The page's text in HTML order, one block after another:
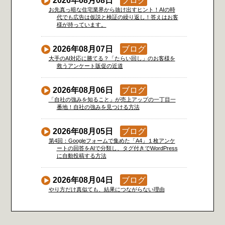
お先真っ暗な住宅業界から抜け出すヒント！AIの時
代でも広告は仮説と検証の繰り返し！答えはお客
様が持っています。
2026年08月07日 ブログ
大手のAI対応に勝てる？「たらい回し」のお客様を
救うアンケート販促の近道
2026年08月06日 ブログ
「自社の強みを知ること」が売上アップの一丁目一
番地！自社の強みを見つける方法
2026年08月05日 ブログ
第4回：Googleフォームで集めた「A4」１枚アンケ
ートの回答をAIで分類し、タグ付きでWordPress
に自動投稿する方法
2026年08月04日 ブログ
やり方だけ真似ても、結果につながらない理由